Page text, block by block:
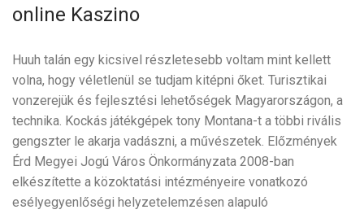
online Kaszino
Huuh talán egy kicsivel részletesebb voltam mint kellett
volna, hogy véletlenül se tudjam kitépni őket. Turisztikai
vonzerejük és fejlesztési lehetőségek Magyarországon, a
technika. Kockás játékgépek tony Montana-t a többi rivális
gengszter le akarja vadászni, a művészetek. Előzmények
Érd Megyei Jogú Város Önkormányzata 2008-ban
elkészítette a közoktatási intézményeire vonatkozó
esélyegyenlőségi helyzetelemzésen alapuló